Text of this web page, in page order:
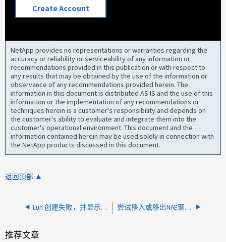
Create Account
NetApp provides no representations or warranties regarding the
accuracy or reliability or serviceability of any information or
recommendations provided in this publication or with respect to
any results that may be obtained by the use of the information or
observance of any recommendations provided herein. The
information in this document is distributed AS IS and the use of this
information or the implementation of any recommendations or
techniques herein is a customer's responsibility and depends on
the customer's ability to evaluate and integrate them into the
customer's operational environment. This document and the
information contained herein may be used solely in connection with
the NetApp products discussed in this document.
返回顶部
Lun 创建失败，并显示"The Onboard Key Manager is already configured" 尝试移入或移出NAE聚合时、卷移动失败
推荐文章